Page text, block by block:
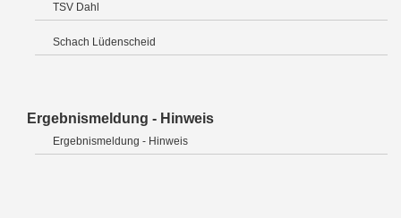
TSV Dahl
Schach Lüdenscheid
Ergebnismeldung - Hinweis
Ergebnismeldung - Hinweis